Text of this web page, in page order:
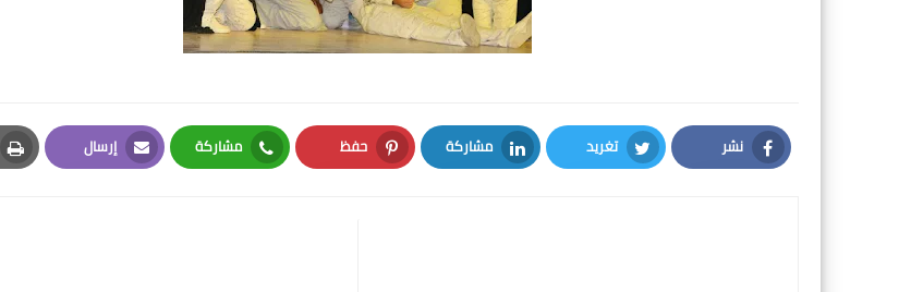
نشر
Facebook
تغريد
Twitter
مشاركة
LinkedIn
حفظ
Pinterest
مشاركة
Whatsapp
إرسال
Email